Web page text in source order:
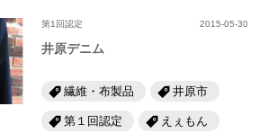
第1回認定 2015-05-30
井原デニム
繊維・布製品 井原市
第１回認定 えぇもん